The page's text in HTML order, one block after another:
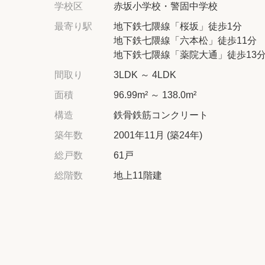
学校区
赤坂小学校・警固中学校
最寄り駅
地下鉄七隈線「桜坂」徒歩1分
地下鉄七隈線「六本松」徒歩11分
地下鉄七隈線「薬院大通」徒歩13
間取り
3LDK ～ 4LDK
面積
96.99m² ～ 138.0m²
構造
鉄骨鉄筋コンクリート
築年数
2001年11月 (築24年)
総戸数
61戸
総階数
地上11階建